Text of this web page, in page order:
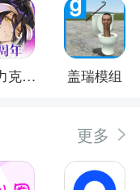
纳萨力克之王 盖瑞模组
更多